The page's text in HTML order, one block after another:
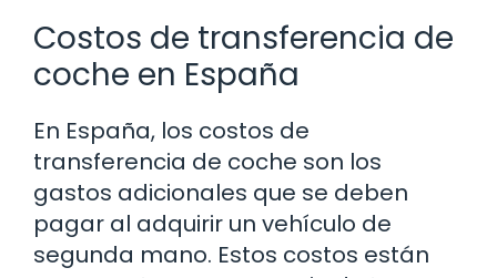
Costos de transferencia de
coche en España
En España, los costos de
transferencia de coche son los
gastos adicionales que se deben
pagar al adquirir un vehículo de
segunda mano. Estos costos están